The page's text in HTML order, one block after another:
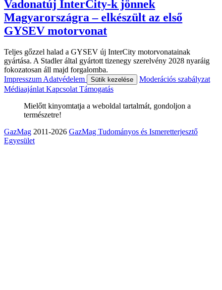
Vadonatúj InterCity-k jönnek
Magyarországra – elkészült az első
GYSEV motorvonat
Teljes gőzzel halad a GYSEV új InterCity motorvonatainak
gyártása. A Stadler által gyártott tizenegy szerelvény 2028 nyaráig
fokozatosan áll majd forgalomba.
Impresszum Adatvédelem Sütik kezelése
Moderációs szabályzat
Médiaajánlat Kapcsolat Támogatás
Mielőtt kinyomtatja a weboldal tartalmát, gondoljon a
természetre!
GazMag 2011-2026 GazMag Tudományos és Ismeretterjesztő
Egyesület